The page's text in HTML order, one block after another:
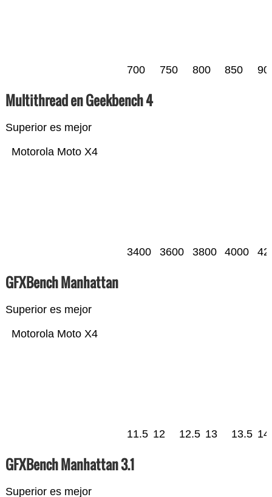
700 750 800 850
Multithread en Geekbench 4
Superior es mejor
Motorola Moto X4
3400 3600 3800 4000
GFXBench Manhattan
Superior es mejor
Motorola Moto X4
11.5 12 12.5 13 13.5 14
GFXBench Manhattan 3.1
Superior es mejor